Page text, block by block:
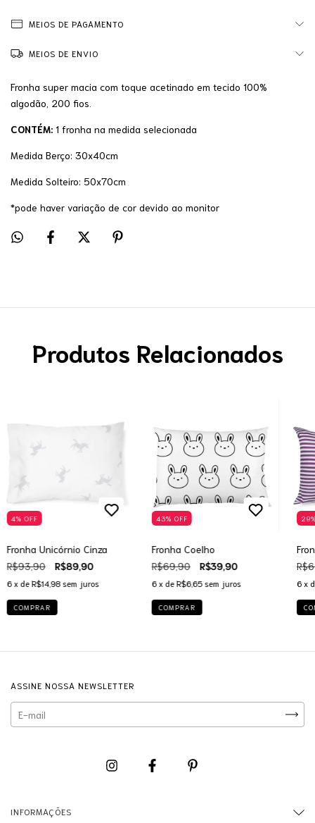
MEIOS DE PAGAMENTO
MEIOS DE ENVIO
Fronha super macia com toque acetinado em tecido 100%
algodão, 200 fios.
CONTÉM: 1 fronha na medida selecionada
Medida Berço: 30x40cm
Medida Solteiro: 50x70cm
*pode haver variação de cor devido ao monitor
Produtos Relacionados
4%OFF
Fronha Unicórnio Cinza
R$93,90 R$89,90
6 x de R$14,98 sem juros
COMPRAR
43% OFF
Fronha Coelho
R$69,90 R$39,90
6 x de R$6,65 sem juros
COMPRAR
29
6 x
ASSINE NOSSA NEWSLETTER
INFORMAÇÕES